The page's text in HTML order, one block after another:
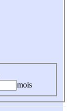
mois